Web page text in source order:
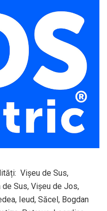
Vișeu de Sus,
Sus, Vișeu de Jos,
Ieud, Săcel, Bogdan